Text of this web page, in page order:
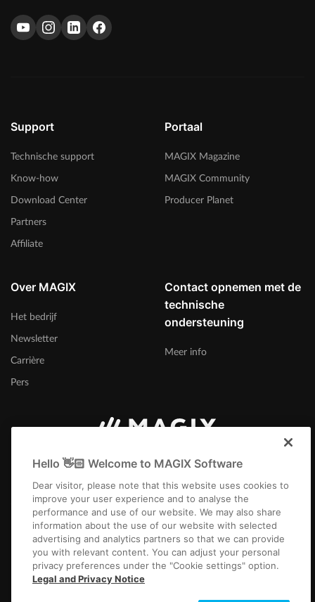
Support
Technische support
Know-how
Download Center
Partners
Affiliate
Portaal
MAGIX Magazine
MAGIX Community
Producer Planet
Over MAGIX
Het bedrijf
Newsletter
Carrière
Pers
Contact opnemen met de
technische
ondersteuning
Meer info
België (Nederlands)
ColofonAlgemene voorwaardenWedstrijdvoorwaarden
GegevensbeschermingCookie-instellingenEULABetaling / verzenden
Overeenkomst herroepen
Hello 👋🏻 Welcome to MAGIX Software
Dear visitor, please note that this website uses cookies to
improve your user experience and to analyse the
performance and use of our website. We may also share
information about the use of our website with selected
advertising and analytics partners so that we can provide
you with relevant content. You can adjust your personal
privacy preferences under the "Cookie settings" option.
Legal and Privacy Notice